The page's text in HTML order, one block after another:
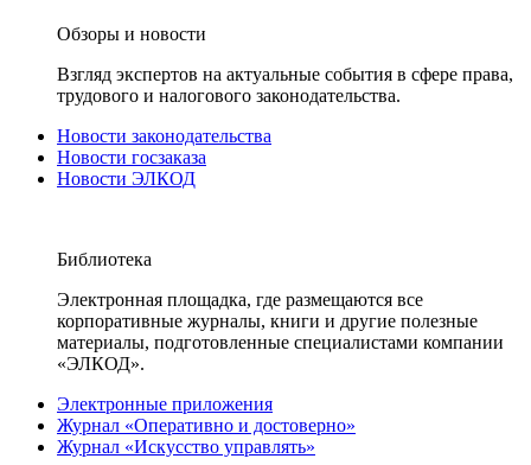
Обзоры и новости
Взгляд экспертов на актуальные события в сфере права,
трудового и налогового законодательства.
Новости законодательства
Новости госзаказа
Новости ЭЛКОД
Библиотека
Электронная площадка, где размещаются все
корпоративные журналы, книги и другие полезные
материалы, подготовленные специалистами компании
«ЭЛКОД».
Электронные приложения
Журнал «Оперативно и достоверно»
Журнал «Искусство управлять»